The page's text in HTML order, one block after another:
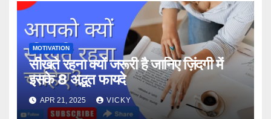
MOTIVATION
सीखते रहना क्यों जरूरी है जानिए ज़िंदगी में
इसके 8 अद्भुत फायदे
APR 21, 2025 VICKY